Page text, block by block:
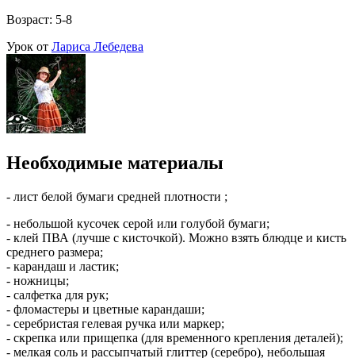
Возраст: 5-8
Урок от Лариса Лебедева
Необходимые материалы
- лист белой бумаги средней плотности ;
- небольшой кусочек серой или голубой бумаги;
- клей ПВА (лучше с кисточкой). Можно взять блюдце и кисть
среднего размера;
- карандаш и ластик;
- ножницы;
- салфетка для рук;
- фломастеры и цветные карандаши;
- серебристая гелевая ручка или маркер;
- скрепка или прищепка (для временного крепления деталей);
- мелкая соль и рассыпчатый глиттер (серебро), небольшая